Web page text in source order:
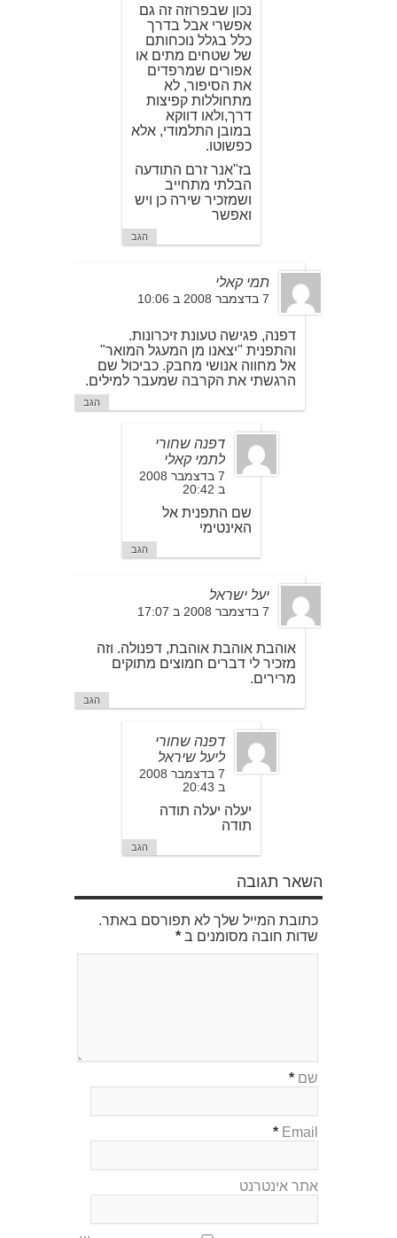
נכון שבפרוזה זה גם
אפשרי אבל בדרך
כלל בגלל נוכחותם
של שטחים מתים או
אפורים שמרפדים
את הסיפור, לא
מתחוללות קפיצות
דרך,ולאו דווקא
במובן התלמודי, אלא
כפשוטו.
בז"אנר זרם התודעה
הבלתי מתחייב
ושמזכיר שירה כן ויש
ואפשר
הגב
תמי קאלי
7 בדצמבר 2008 ב 10:06
דפנה, פגישה טעונת זיכרונות.
והתפנית "יצאנו מן המעגל המואר"
אל מחווה אנושי מחבק. כביכול שם
הרגשתי את הקרבה שמעבר למילים.
הגב
דפנה שחורי
לתמי קאלי
7 בדצמבר 2008
ב 20:42
שם התפנית אל
האינטימי
הגב
יעל ישראל
7 בדצמבר 2008 ב 17:07
אוהבת אוהבת אוהבת, דפנולה. וזה
מזכיר לי דברים חמוצים מתוקים
מרירים.
הגב
דפנה שחורי
ליעל שיראל
7 בדצמבר 2008
ב 20:43
יעלה יעלה תודה
תודה
הגב
השאר תגובה
כתובת המייל שלך לא תפורסם באתר.
שדות חובה מסומנים ב *
שם *
Email
*
אתר אינטרנט